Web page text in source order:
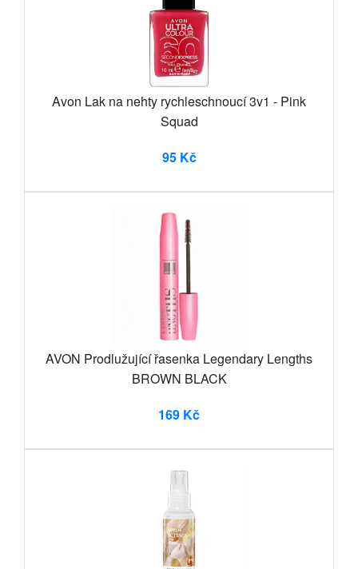
Avon Lak na nehty rychleschnoucí 3v1 - Pink
Squad
95 Kč
AVON Prodlužující řasenka Legendary Lengths
BROWN BLACK
169 Kč